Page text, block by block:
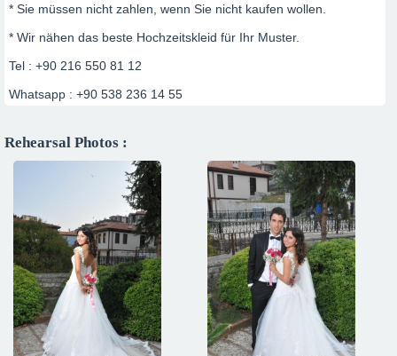
* Sie müssen nicht zahlen, wenn Sie nicht kaufen wollen.
* Wir nähen das beste Hochzeitskleid für Ihr Muster.
Tel : +90 216 550 81 12
Whatsapp : +90 538 236 14 55
Rehearsal Photos :